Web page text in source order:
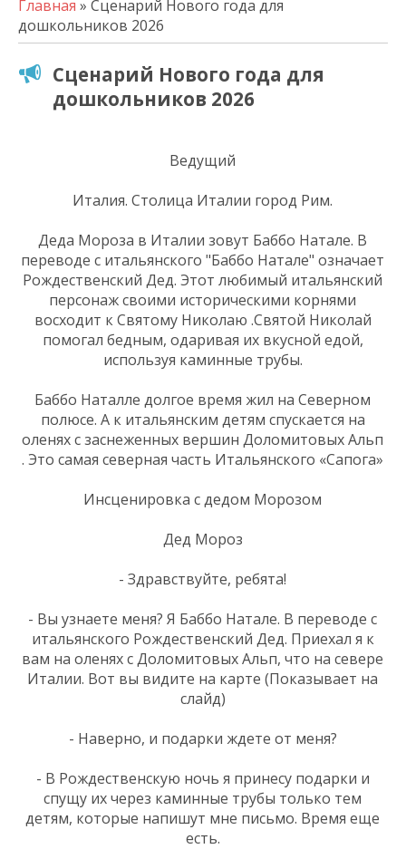
Главная » Сценарий Нового года для
дошкольников 2026
Сценарий Нового года для
дошкольников 2026
Ведущий
Италия. Столица Италии город Рим.
Деда Мороза в Италии зовут Баббо Натале. В
переводе с итальянского "Баббо Натале" означает
Рождественский Дед. Этот любимый итальянский
персонаж своими историческими корнями
восходит к Святому Николаю .Святой Николай
помогал бедным, одаривая их вкусной едой,
используя каминные трубы.
Баббо Наталле долгое время жил на Северном
полюсе. А к итальянским детям спускается на
оленях с заснеженных вершин Доломитовых Альп
. Это самая северная часть Итальянского «Сапога»
Инсценировка с дедом Морозом
Дед Мороз
- Здравствуйте, ребята!
- Вы узнаете меня? Я Баббо Натале. В переводе с
итальянского Рождественский Дед. Приехал я к
вам на оленях с Доломитовых Альп, что на севере
Италии. Вот вы видите на карте (Показывает на
слайд)
- Наверно, и подарки ждете от меня?
- В Рождественскую ночь я принесу подарки и
спущу их через каминные трубы только тем
детям, которые напишут мне письмо. Время еще
есть.